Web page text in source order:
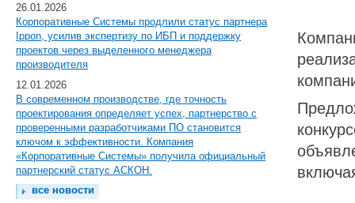
26.01.2026
Корпоративные Системы продлили статус партнера
Ippon, усилив экспертизу по ИБП и поддержку
проектов через выделенного менеджера
производителя
12.01.2026
В современном производстве, где точность
проектирования определяет успех, партнерство с
проверенными разработчиками ПО становится
ключом к эффективности. Компания
«Корпоративные Системы» получила официальный
партнерский статус АСКОН.
все новости